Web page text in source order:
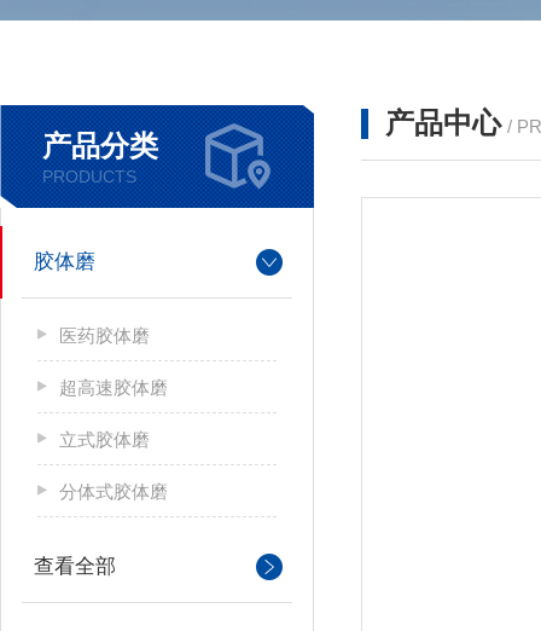
产品分类
PRODUCTS
胶体磨
医药胶体磨
超高速胶体磨
立式胶体磨
分体式胶体磨
查看全部
产品中心 /